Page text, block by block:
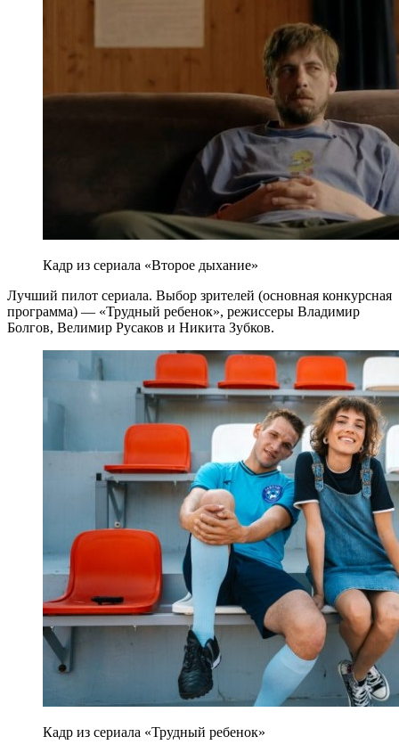
Кадр из сериала «Второе дыхание»
Лучший пилот сериала. Выбор зрителей (основная конкурсная
программа) — «Трудный ребенок», режиссеры Владимир
Болгов, Велимир Русаков и Никита Зубков.
Кадр из сериала «Трудный ребенок»